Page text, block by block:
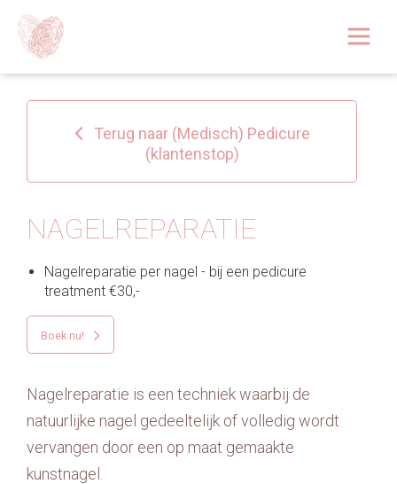
Over
Huidoplossingen
Tarieven 2026
Afspraak
Contact
Terug naar (Medisch) Pedicure
(klantenstop)
NAGELREPARATIE
Nagelreparatie per nagel - bij een pedicure
treatment €30,-
Boek nu!
Nagelreparatie is een techniek waarbij de
natuurlijke nagel gedeeltelijk of volledig wordt
vervangen door een op maat gemaakte
kunstnagel.